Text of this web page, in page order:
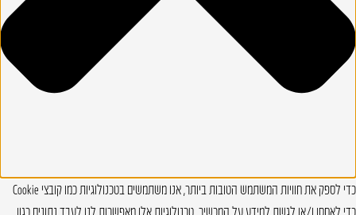
כדי לספק את חוויות המשתמש הטובות ביותר, אנו משתמשים בטכנולוגיות כמו קובצי Cookie
כדי לאחסן ו/או לגשת למידע על המכשיר. טכנולוגיות אלו מאפשרות לנו לעבד נתונים כגון